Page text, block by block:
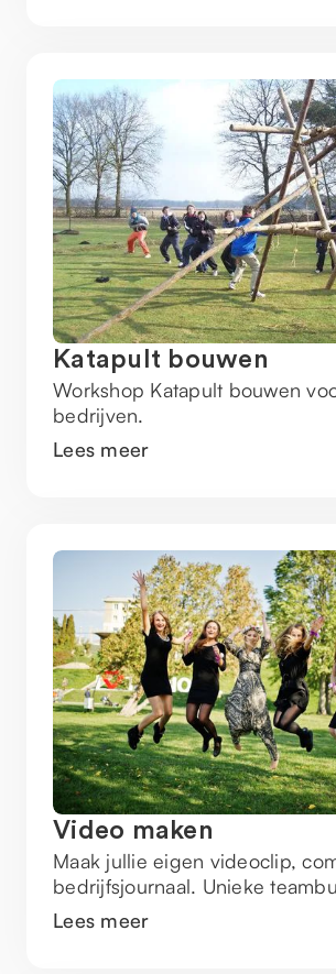
Katapult bouwen
Workshop Katapult bouwen
bedrijven.
Lees meer
Video maken
Maak jullie eigen videoclip,
bedrijfsjournaal. Unieke
Lees meer